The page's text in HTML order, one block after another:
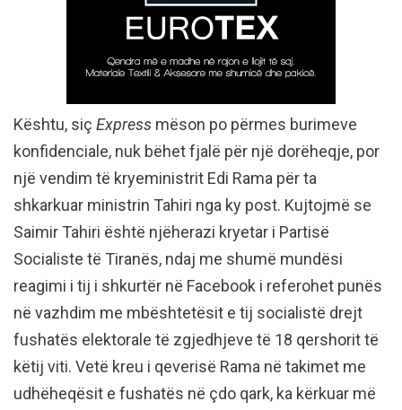
Kështu, siç Express mëson po përmes burimeve
konfidenciale, nuk bëhet fjalë për një dorëheqje, por
një vendim të kryeministrit Edi Rama për ta
shkarkuar ministrin Tahiri nga ky post. Kujtojmë se
Saimir Tahiri është njëherazi kryetar i Partisë
Socialiste të Tiranës, ndaj me shumë mundësi
reagimi i tij i shkurtër në Facebook i referohet punës
në vazhdim me mbështetësit e tij socialistë drejt
fushatës elektorale të zgjedhjeve të 18 qershorit të
këtij viti. Vetë kreu i qeverisë Rama në takimet me
udhëheqësit e fushatës në çdo qark, ka kërkuar më